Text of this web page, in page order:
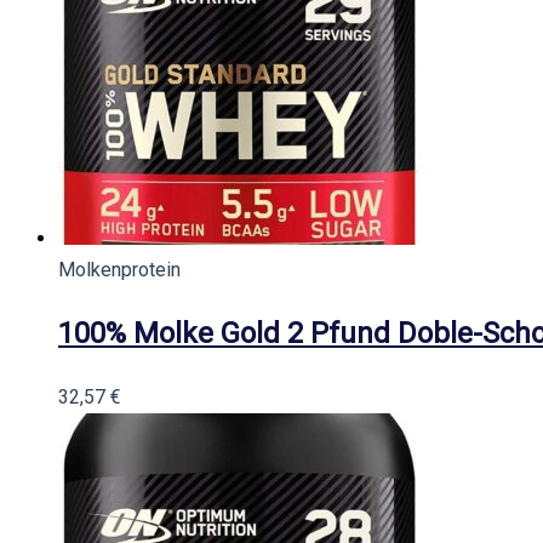
Molkenprotein
100% Molke Gold 2 Pfund Doble-
32,57 €